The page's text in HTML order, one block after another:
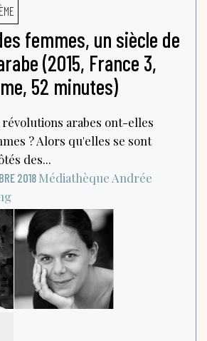
femmes, un siècle de
(2015, France 3,
52 minutes)
arabes ont-elles
? Alors qu'elles se sont
des...
2018 Médiathèque Andrée